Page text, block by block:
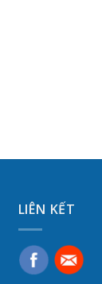
LIÊN KẾT